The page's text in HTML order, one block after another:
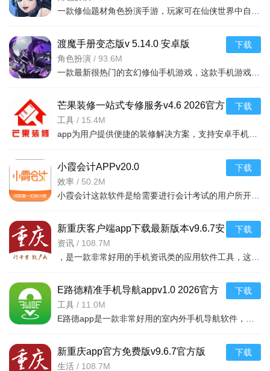
5、组合键K+J也能使出乌鸦攻击，跳跃中对地攻击。
6、这里不得不吐槽鼬的大招了，大绝招月读必须与敌人面对
面才有效，有点距离都会白白耗气3格，总体来说，该游戏大大弱
化了鼬。
渡魔手册变态版v 5.14.0 安卓版
角色扮演 / 93.6M
下载
芒果装修一站式专修服务v4.6 2026官方
中文版
工具 / 15.4M
下载
小霞会计APPv20.0
效率 / 50.2M
下载
新重庆客户端app下载最新版本v9.6.7安
卓版
资讯 / 108.7M
下载
E路德精准手机导航appv1.0 2026官方
中文版
工具 / 11.0M
下载
新重庆app官方免费版v9.6.7官方版
生活 / 108.7M
下载